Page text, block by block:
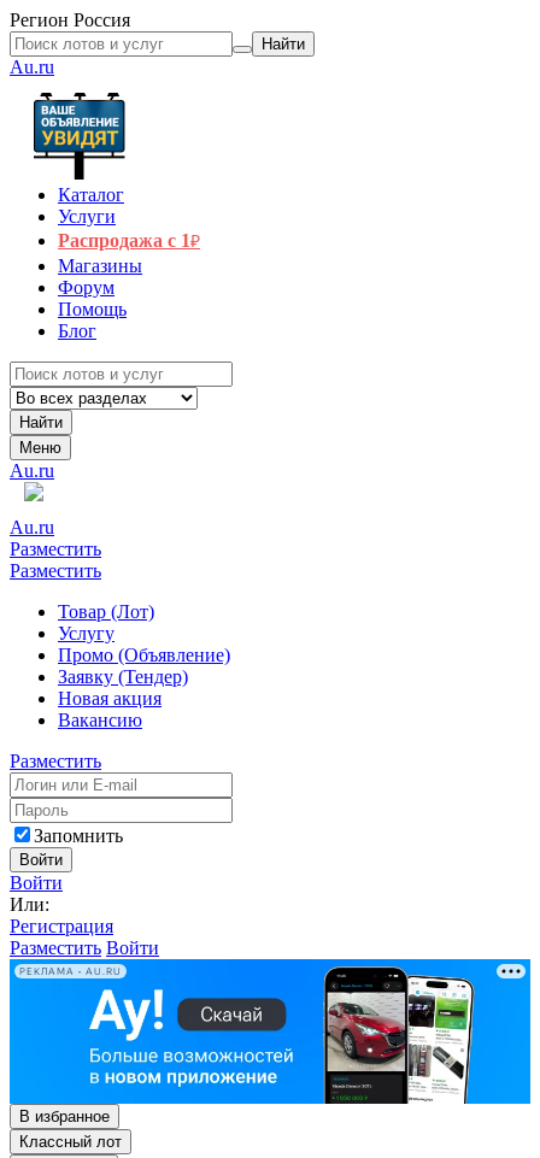
Регион Россия
Найти
Au.ru
Каталог
Услуги
Распродажа с 1₽
Магазины
Форум
Помощь
Блог
Найти
Меню
Au.ru
Au.ru
Разместить
Разместить
Товар (Лот)
Услугу
Промо (Объявление)
Заявку (Тендер)
Новая акция
Вакансию
Разместить
Запомнить
Войти
Войти
Или:
Регистрация
Разместить Войти
РЕКЛАМА • AU.RU
В избранное
Классный лот